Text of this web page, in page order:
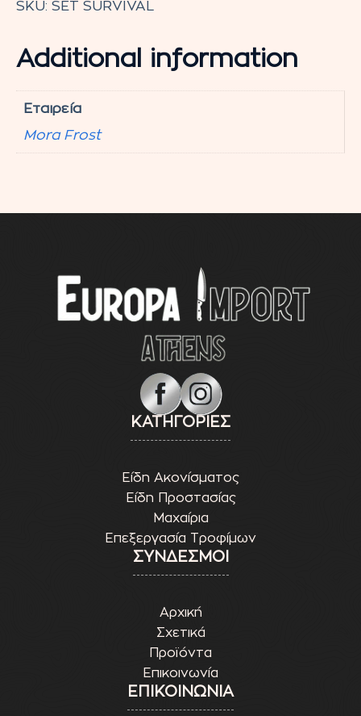
SKU: SET SURVIVAL
Additional information
Εταιρεία
Mora Frost
ΚΑΤΗΓΟΡΙΕΣ
Είδη Ακονίσματος
Είδη Προστασίας
Μαχαίρια
Επεξεργασία Τροφίμων
ΣΥΝΔΕΣΜΟΙ
Αρχική
Σχετικά
Προϊόντα
Επικοινωνία
ΕΠΙΚΟΙΝΩΝΙΑ